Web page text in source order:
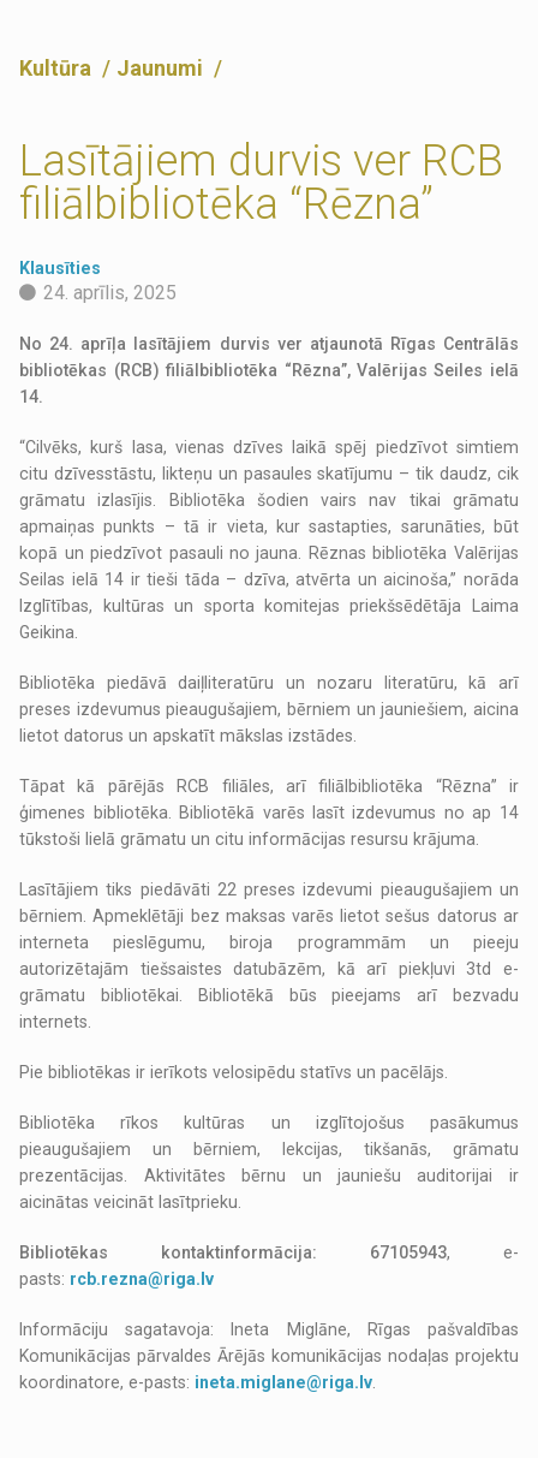
Kultūra Jaunumi
Lasītājiem durvis ver RCB
filiālbibliotēka “Rēzna”
Klausīties
24. aprīlis, 2025
No 24. aprīļa lasītājiem durvis ver atjaunotā Rīgas Centrālās
bibliotēkas (RCB) filiālbibliotēka “Rēzna”, Valērijas Seiles ielā
14.
“Cilvēks, kurš lasa, vienas dzīves laikā spēj piedzīvot simtiem
citu dzīvesstāstu, likteņu un pasaules skatījumu – tik daudz, cik
grāmatu izlasījis. Bibliotēka šodien vairs nav tikai grāmatu
apmaiņas punkts – tā ir vieta, kur sastapties, sarunāties, būt
kopā un piedzīvot pasauli no jauna. Rēznas bibliotēka Valērijas
Seilas ielā 14 ir tieši tāda – dzīva, atvērta un aicinoša,” norāda
Izglītības, kultūras un sporta komitejas priekšsēdētāja Laima
Geikina.
Bibliotēka piedāvā daiļliteratūru un nozaru literatūru, kā arī
preses izdevumus pieaugušajiem, bērniem un jauniešiem, aicina
lietot datorus un apskatīt mākslas izstādes.
Tāpat kā pārējās RCB filiāles, arī filiālbibliotēka “Rēzna” ir
ģimenes bibliotēka. Bibliotēkā varēs lasīt izdevumus no ap 14
tūkstoši lielā grāmatu un citu informācijas resursu krājuma.
Lasītājiem tiks piedāvāti 22 preses izdevumi pieaugušajiem un
bērniem. Apmeklētāji bez maksas varēs lietot sešus datorus ar
interneta pieslēgumu, biroja programmām un pieeju
autorizētajām tiešsaistes datubāzēm, kā arī piekļuvi 3td e-
grāmatu bibliotēkai. Bibliotēkā būs pieejams arī bezvadu
internets.
Pie bibliotēkas ir ierīkots velosipēdu statīvs un pacēlājs.
Bibliotēka rīkos kultūras un izglītojošus pasākumus
pieaugušajiem un bērniem, lekcijas, tikšanās, grāmatu
prezentācijas. Aktivitātes bērnu un jauniešu auditorijai ir
aicinātas veicināt lasītprieku.
Bibliotēkas kontaktinformācija: 67105943, e-
pasts: rcb.rezna@riga.lv
Informāciju sagatavoja: Ineta Miglāne, Rīgas pašvaldības
Komunikācijas pārvaldes Ārējās komunikācijas nodaļas projektu
koordinatore, e-pasts: ineta.miglane@riga.lv.